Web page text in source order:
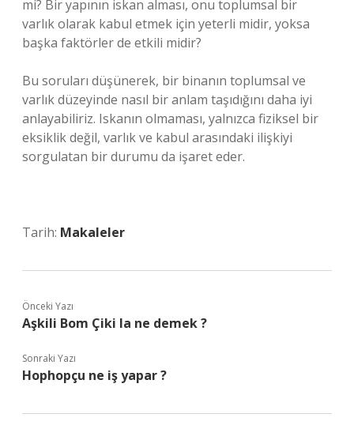
mi? Bir yapının iskan alması, onu toplumsal bir
varlık olarak kabul etmek için yeterli midir, yoksa
başka faktörler de etkili midir?
Bu soruları düşünerek, bir binanın toplumsal ve
varlık düzeyinde nasıl bir anlam taşıdığını daha iyi
anlayabiliriz. Iskanın olmaması, yalnızca fiziksel bir
eksiklik değil, varlık ve kabul arasındaki ilişkiyi
sorgulatan bir durumu da işaret eder.
Tarih: Makaleler
Önceki Yazı
Aşkili Bom Çiki la ne demek ?
Sonraki Yazı
Hophopçu ne iş yapar ?